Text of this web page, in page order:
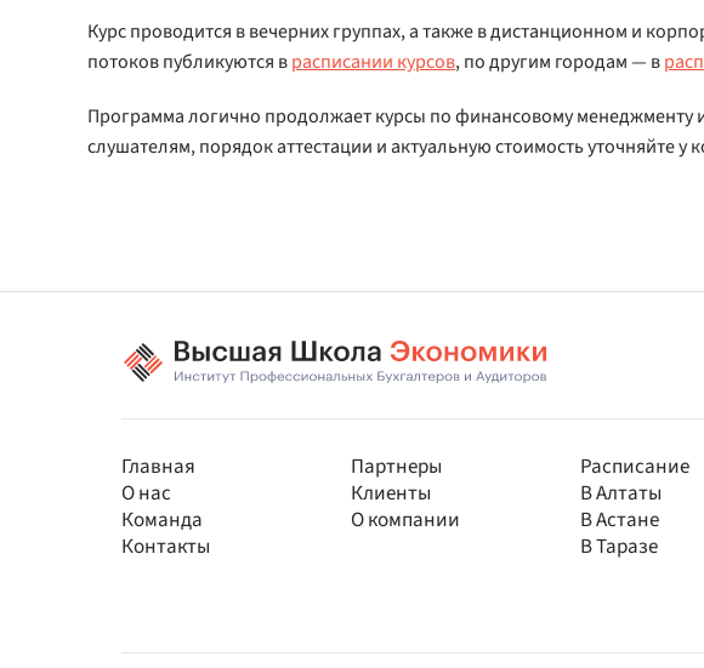
Курс проводится в вечерних группах, а также в дистанционном и
потоков публикуются врасписании курсов, по другим городам — в
Программа логично продолжает курсы по финансовому
слушателям, порядок аттестации и актуальную стоимость уточняйте у
Главная
О нас
Команда
Контакты
Партнеры
Клиенты
О компании
Расписание
В Алтаты
В Астане
В Таразе